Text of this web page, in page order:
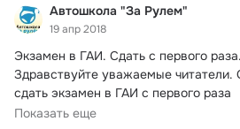
Автошкола "За Рулем"
19 апр 2018
Экзамен в ГАИ. Сдать с первого раза.
Здравствуйте уважаемые читатели.
cдать экзамен в ГАИ с первого раза
На...
Показать еще